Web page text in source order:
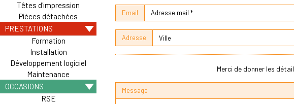
Têtes d'impression
Pièces détachées
PRESTATIONS
Formation
Installation
Développement logiciel
Maintenance
OCCASIONS
RSE
Email
Adresse
Merci de donner les
Message